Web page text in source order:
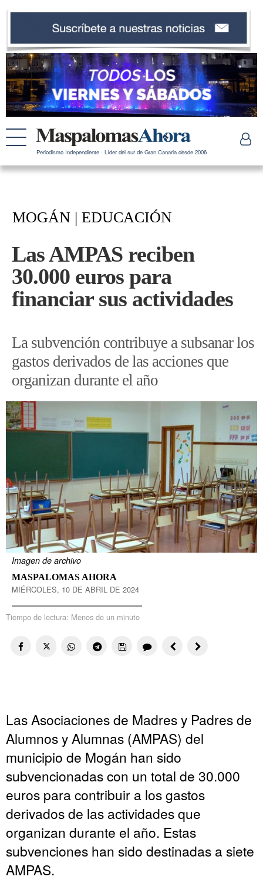
Periodismo Independiente · Líder del sur de Gran Canaria desde 2006
MOGÁN | EDUCACIÓN
Las AMPAS reciben
30.000 euros para
financiar sus actividades
La subvención contribuye a subsanar los
gastos derivados de las acciones que
organizan durante el año
Imagen de archivo
MASPALOMAS AHORA
MIÉRCOLES, 10 DE ABRIL DE 2024
Tiempo de lectura: Menos de un minuto
Las Asociaciones de Madres y Padres de
Alumnos y Alumnas (AMPAS) del
municipio de Mogán han sido
subvencionadas con un total de 30.000
euros para contribuir a los gastos
derivados de las actividades que
organizan durante el año. Estas
subvenciones han sido destinadas a siete
AMPAS.